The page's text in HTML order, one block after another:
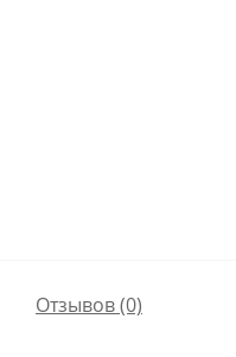
Отзывов (0)